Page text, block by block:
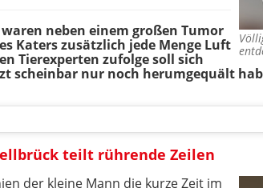
neben einem großen Tumor
Katers zusätzlich jede Menge Luft
Tierexperten zufolge soll sich
scheinbar nur noch herumgequält
teilt rührende Zeilen
der kleine Mann die kurze Zeit im